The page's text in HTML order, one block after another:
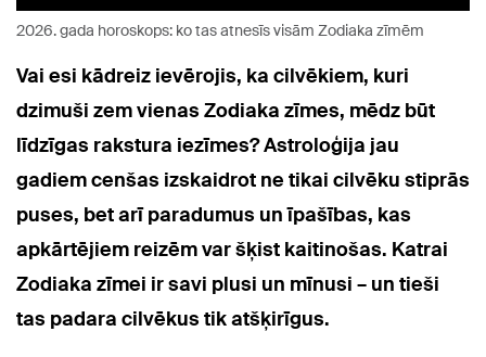
2026. gada horoskops: ko tas atnesīs visām Zodiaka zīmēm
Vai esi kādreiz ievērojis, ka cilvēkiem, kuri
dzimuši zem vienas Zodiaka zīmes, mēdz būt
līdzīgas rakstura iezīmes? Astroloģija jau
gadiem cenšas izskaidrot ne tikai cilvēku stiprās
puses, bet arī paradumus un īpašības, kas
apkārtējiem reizēm var šķist kaitinošas. Katrai
Zodiaka zīmei ir savi plusi un mīnusi – un tieši
tas padara cilvēkus tik atšķirīgus.